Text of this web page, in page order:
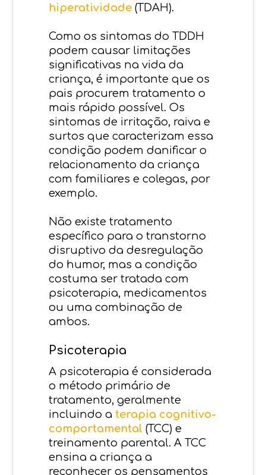
hiperatividade (TDAH).
Como os sintomas do TDDH
podem causar limitações
significativas na vida da
criança, é importante que os
pais procurem tratamento o
mais rápido possível. Os
sintomas de irritação, raiva e
surtos que caracterizam essa
condição podem danificar o
relacionamento da criança
com familiares e colegas, por
exemplo.
Não existe tratamento
específico para o transtorno
disruptivo da desregulação
do humor, mas a condição
costuma ser tratada com
psicoterapia, medicamentos
ou uma combinação de
ambos.
Psicoterapia
A psicoterapia é considerada
o método primário de
tratamento, geralmente
incluindo aterapia cognitivo-
comportamental (TCC) e
treinamento parental. A TCC
ensina a criança a
reconhecer os pensamentos